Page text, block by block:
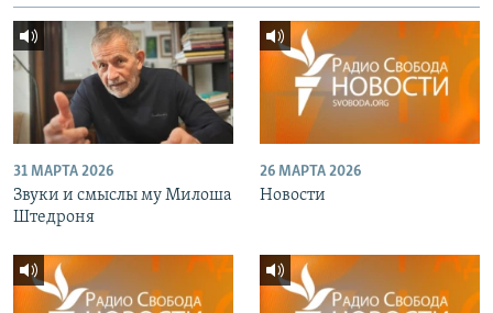
31 МАРТА 2026
Звуки и смыслы му Милоша
Штедроня
26 МАРТА 2026
Новости